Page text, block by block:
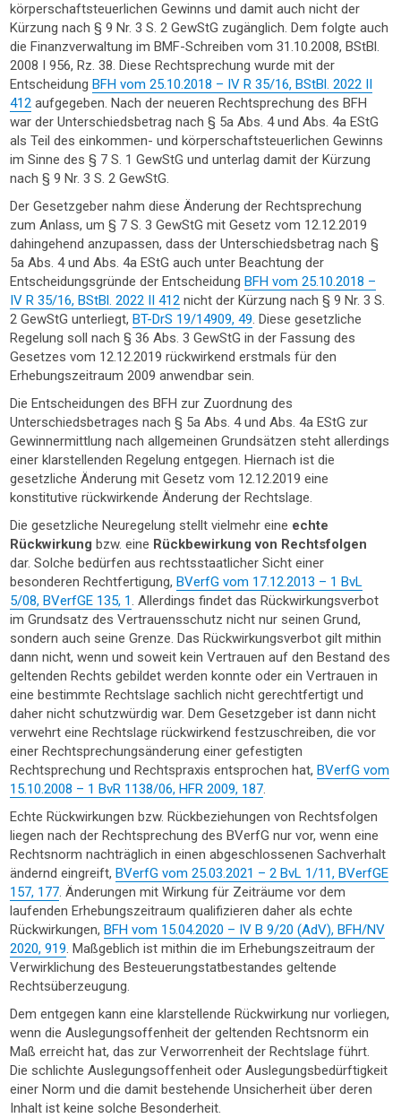
körperschaftsteuerlichen Gewinns und damit auch nicht der
Kürzung nach § 9 Nr. 3 S. 2 GewStG zugänglich. Dem folgte auch
die Finanzverwaltung im BMF-Schreiben vom 31.10.2008, BStBl.
2008 I 956, Rz. 38. Diese Rechtsprechung wurde mit der
EntscheidungBFH vom 25.10.2018 – IV R 35/16, BStBl. 2022 II
412 aufgegeben. Nach der neueren Rechtsprechung des BFH
war der Unterschiedsbetrag nach § 5a Abs. 4 und Abs. 4a EStG
als Teil des einkommen- und körperschaftsteuerlichen Gewinns
im Sinne des § 7 S. 1 GewStG und unterlag damit der Kürzung
nach § 9 Nr. 3 S. 2 GewStG.
Der Gesetzgeber nahm diese Änderung der Rechtsprechung
zum Anlass, um § 7 S. 3 GewStG mit Gesetz vom 12.12.2019
dahingehend anzupassen, dass der Unterschiedsbetrag nach §
5a Abs. 4 und Abs. 4a EStG auch unter Beachtung der
Entscheidungsgründe der EntscheidungBFH vom 25.10.2018 –
IV R 35/16, BStBl. 2022 II 412 nicht der Kürzung nach § 9 Nr. 3 S.
2 GewStG unterliegt,BT-DrS 19/14909, 49. Diese gesetzliche
Regelung soll nach § 36 Abs. 3 GewStG in der Fassung des
Gesetzes vom 12.12.2019 rückwirkend erstmals für den
Erhebungszeitraum 2009 anwendbar sein.
Die Entscheidungen des BFH zur Zuordnung des
Unterschiedsbetrages nach § 5a Abs. 4 und Abs. 4a EStG zur
Gewinnermittlung nach allgemeinen Grundsätzen steht allerdings
einer klarstellenden Regelung entgegen. Hiernach ist die
gesetzliche Änderung mit Gesetz vom 12.12.2019 eine
konstitutive rückwirkende Änderung der Rechtslage.
Die gesetzliche Neuregelung stellt vielmehr eine echte
Rückwirkung bzw. eine Rückbewirkung von Rechtsfolgen
dar. Solche bedürfen aus rechtsstaatlicher Sicht einer
besonderen Rechtfertigung,BVerfG vom 17.12.2013 – 1 BvL
5/08, BVerfGE 135, 1. Allerdings findet das Rückwirkungsverbot
im Grundsatz des Vertrauensschutz nicht nur seinen Grund,
sondern auch seine Grenze. Das Rückwirkungsverbot gilt mithin
dann nicht, wenn und soweit kein Vertrauen auf den Bestand des
geltenden Rechts gebildet werden konnte oder ein Vertrauen in
eine bestimmte Rechtslage sachlich nicht gerechtfertigt und
daher nicht schutzwürdig war. Dem Gesetzgeber ist dann nicht
verwehrt eine Rechtslage rückwirkend festzuschreiben, die vor
einer Rechtsprechungsänderung einer gefestigten
Rechtsprechung und Rechtspraxis entsprochen hat,BVerfG vom
15.10.2008 – 1 BvR 1138/06, HFR 2009, 187.
Echte Rückwirkungen bzw. Rückbeziehungen von Rechtsfolgen
liegen nach der Rechtsprechung des BVerfG nur vor, wenn eine
Rechtsnorm nachträglich in einen abgeschlossenen Sachverhalt
ändernd eingreift,BVerfG vom 25.03.2021 – 2 BvL 1/11, BVerfGE
157, 177. Änderungen mit Wirkung für Zeiträume vor dem
laufenden Erhebungszeitraum qualifizieren daher als echte
Rückwirkungen,BFH vom 15.04.2020 – IV B 9/20 (AdV), BFH/NV
2020, 919. Maßgeblich ist mithin die im Erhebungszeitraum der
Verwirklichung des Besteuerungstatbestandes geltende
Rechtsüberzeugung.
Dem entgegen kann eine klarstellende Rückwirkung nur vorliegen,
wenn die Auslegungsoffenheit der geltenden Rechtsnorm ein
Maß erreicht hat, das zur Verworrenheit der Rechtslage führt.
Die schlichte Auslegungsoffenheit oder Auslegungsbedürftigkeit
einer Norm und die damit bestehende Unsicherheit über deren
Inhalt ist keine solche Besonderheit.